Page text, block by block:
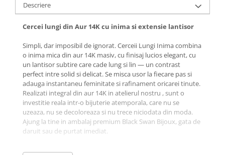
Descriere
Cercei lungi din Aur 14K cu inima si extensie lantisor
Simpli, dar imposibil de ignorat. Cerceii Lungi Inima combina
o inima mica din aur 14K masiv, cu finisaj lucios elegant, cu
un lantisor subtire care cade lung si lin — un contrast
perfect intre solid si delicat. Se misca usor la fiecare pas si
adauga instantaneu feminitate si rafinament oricarei tinute.
Realizati integral din aur 14K in atelierul nostru , sunt o
investitie reala intr-o bijuterie atemporala, care nu se
uzeaza, nu se decoloreaza si nu trece niciodata din moda.
Ajung la tine in ambalaj premium Black Swan Bijoux, gata de
daruit sau de purtat imediat.
De ce ii vei iubi: